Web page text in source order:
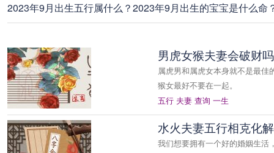
2023年9月出生五行属什么？2023年9月出生的宝宝是什么命
男虎女猴夫妻会破财
属虎男和属虎女本身就不是最
猴女最好不要在一起。
五行 夫妻 查询 一生
水火夫妻五行相克化
我们想要拥有一个好的婚姻生活